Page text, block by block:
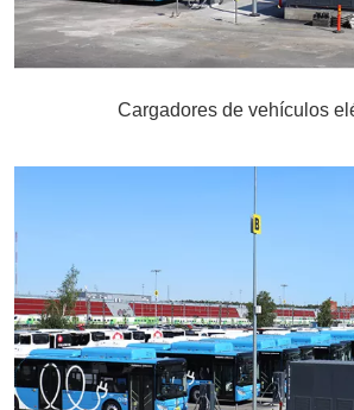
Cargadores de vehículos